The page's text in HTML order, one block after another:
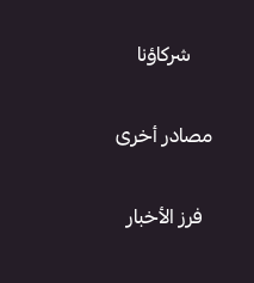
شركاؤنا
مصادر أخرى
فرز الأخبار